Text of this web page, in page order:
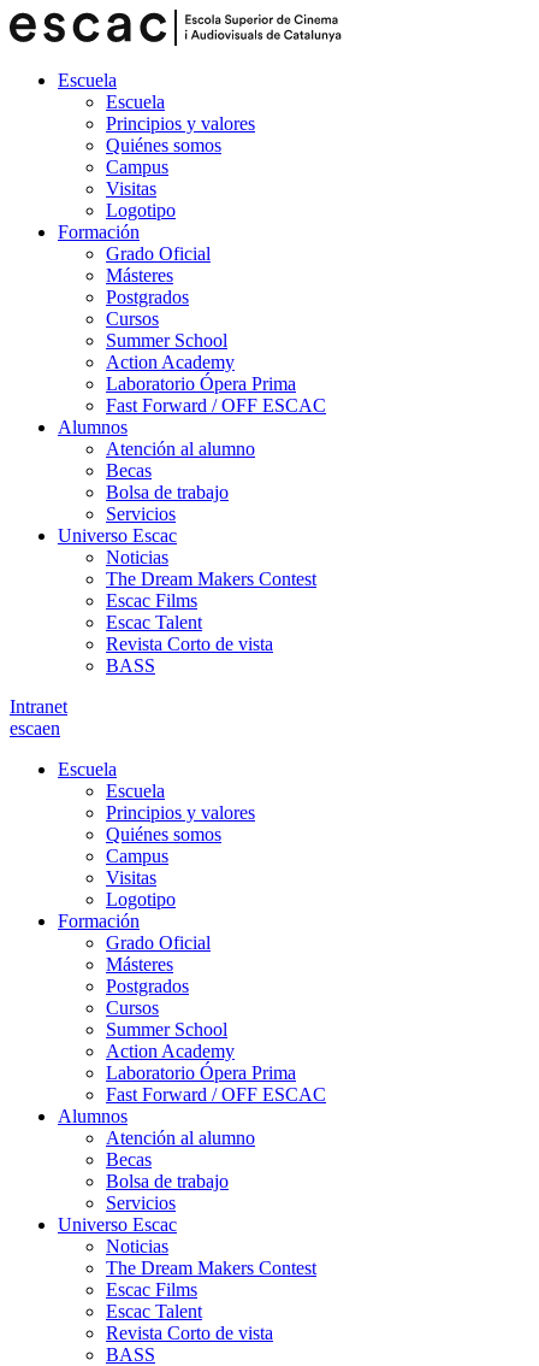
Escuela
Escuela
Principios y valores
Quiénes somos
Campus
Visitas
Logotipo
Formación
Grado Oficial
Másteres
Postgrados
Cursos
Summer School
Action Academy
Laboratorio Ópera Prima
Fast Forward / OFF ESCAC
Alumnos
Atención al alumno
Becas
Bolsa de trabajo
Servicios
Universo Escac
Noticias
The Dream Makers Contest
Escac Films
Escac Talent
Revista Corto de vista
BASS
Intranet
escaen
Escuela
Escuela
Principios y valores
Quiénes somos
Campus
Visitas
Logotipo
Formación
Grado Oficial
Másteres
Postgrados
Cursos
Summer School
Action Academy
Laboratorio Ópera Prima
Fast Forward / OFF ESCAC
Alumnos
Atención al alumno
Becas
Bolsa de trabajo
Servicios
Universo Escac
Noticias
The Dream Makers Contest
Escac Films
Escac Talent
Revista Corto de vista
BASS